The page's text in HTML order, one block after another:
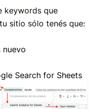
keywords que
sitio sólo tenés que:
nuevo
Search for Sheets